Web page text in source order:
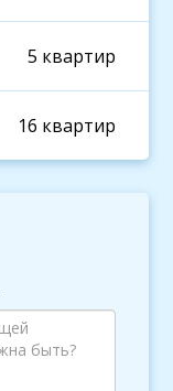
5 квартир
16 квартир